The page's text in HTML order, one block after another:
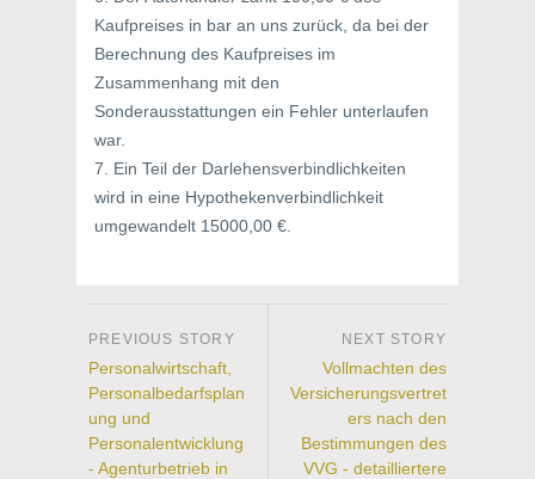
Kaufpreises in bar an uns zurück, da bei der
Berechnung des Kaufpreises im
Zusammenhang mit den
Sonderausstattungen ein Fehler unterlaufen
war.
7. Ein Teil der Darlehensverbindlichkeiten
wird in eine Hypothekenverbindlichkeit
umgewandelt 15000,00 €.
Personalwirtschaft,
Personalbedarfsplan
ung und
Personalentwicklung
- Agenturbetrieb in
Vollmachten des
Versicherungsvertret
ers nach den
Bestimmungen des
VVG - detailliertere